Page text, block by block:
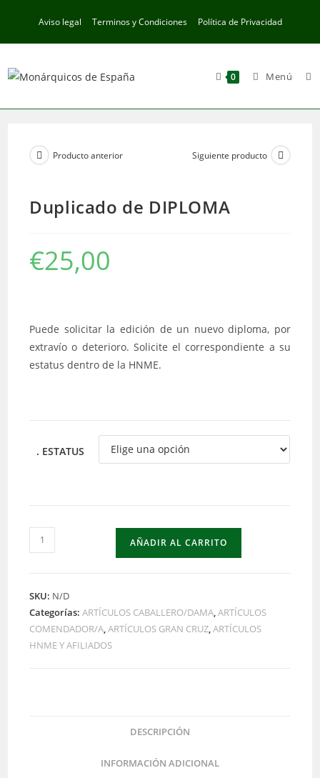
contenido
Aviso legal Terminos y Condiciones Política de Privacidad
0 Menú
Producto anterior Siguiente producto
Duplicado de DIPLOMA
€25,00
Puede solicitar la edición de un nuevo diploma, por
extravío o deterioro. Solicite el correspondiente a su
estatus dentro de la HNME.
. ESTATUS
Duplicado
de
AÑADIR AL CARRITO
SKU: N/D
Categorías:ARTÍCULOS CABALLERO/DAMA,ARTÍCULOS
COMENDADOR/A,ARTÍCULOS GRAN CRUZ,ARTÍCULOS
HNME Y AFILIADOS
DESCRIPCIÓN
INFORMACIÓN ADICIONAL